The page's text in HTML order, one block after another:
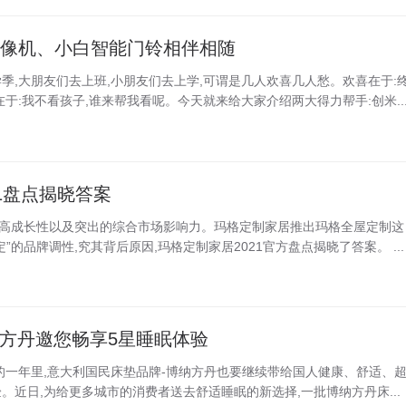
机、小白智能门铃相伴相随
,大朋友们去上班,小朋友们去上学,可谓是几人欢喜几人愁。欢喜在于:
:我不看孩子,谁来帮我看呢。今天就来给大家介绍两大得力帮手:创米...
点揭晓答案
成长性以及突出的综合市场影响力。玛格定制家居推出玛格全屋定制这
的品牌调性,究其背后原因,玛格定制家居2021官方盘点揭晓了答案。 ...
丹邀您畅享5星睡眠体验
年里,意大利国民床垫品牌-博纳方丹也要继续带给国人健康、舒适、超
近日,为给更多城市的消费者送去舒适睡眠的新选择,一批博纳方丹床...